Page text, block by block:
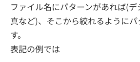
ファイル名にパターンがあれば(
真など)、そこから絞れるように
す。
表記の例では